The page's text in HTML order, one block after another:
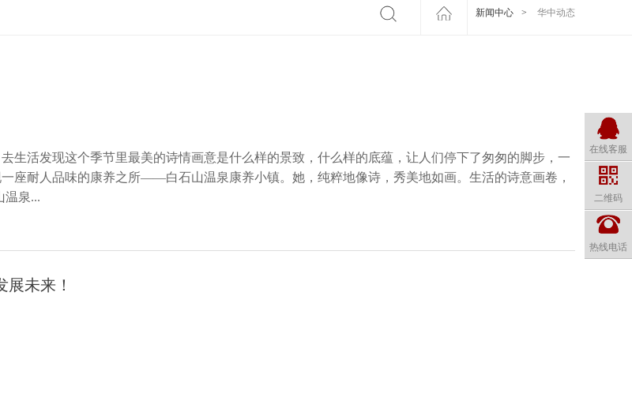
新闻中心 > 华中动态
生活发现这个季节里最美的诗情画意是什么样的景致，什么样的底蕴，让人们停下了匆匆的脚步，一
座耐人品味的康养之所——白石山温泉康养小镇。她，纯粹地像诗，秀美地如画。生活的诗意画卷，
温泉...
未来！
在线客服
二维码
热线电话